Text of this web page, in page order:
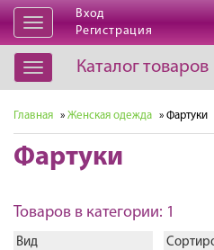
Открыть
навигацию
Вход
Регистрация
Открыть
навигацию
Каталог товаров
Главная » Женская одежда » Фартуки
Фартуки
Товаров в категории: 1
Вид